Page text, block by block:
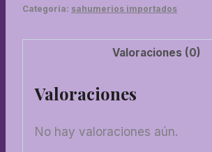
cantidad
Categoría: sahumerios importados
Valoraciones (0)
Valoraciones
No hay valoraciones aún.